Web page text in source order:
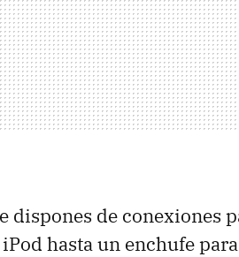
dispones de conexiones
hasta un enchufe